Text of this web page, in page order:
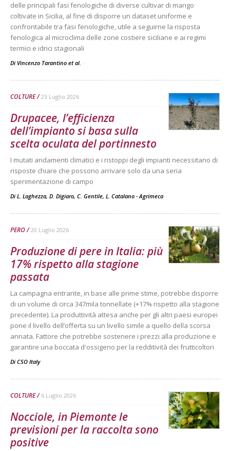
delle principali fasi fenologiche di diverse cultivar di mango
coltivate in Sicilia, al fine di disporre un dataset uniforme e
confrontabile tra fasi fenologiche, utile a seguirne la risposta
fenologica al microclima delle zone costiere siciliane e ai regimi
termici e idrici stagionali
Di Vincenzo Tarantino et al. -
COLTURE 23 Luglio 2026
Drupacee, l’efficienza
dell’impianto si basa sulla
scelta oculata del portinnesto
I mutati andamenti climatici e i ristoppi degli impianti necessitano di
risposte chiare che possono arrivare solo da una seria
sperimentazione di campo
Di L. Laghezza, D. Digiaro, C. Gentile, L. Catalano - Agrimeca -
PERO 20 Luglio 2026
Produzione di pere in Italia: più
17% rispetto alla stagione
passata
La campagna entrante, in base alle prime stime, potrebbe disporre
di un volume di circa 347mila tonnellate (+17% rispetto alla stagione
precedente). La produttività attesa anche per gli altri paesi europei
pone il livello dell’offerta su un livello simile a quello della scorsa
annata. Fattore che potrebbe sostenere i prezzi alla produzione e
garantire una boccata d'ossigeno per la redditività dei frutticoltori
Di CSO Italy
COLTURE 6 Luglio 2026
Nocciole, in Piemonte le
previsioni per la raccolta sono
positive